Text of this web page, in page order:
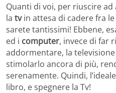
Quanti di voi, per riuscire
la tvin attesa di cadere fra
sarete tantissimi! Ebbene,
ed i computer, invece di far
addormentare, la
stimolarlo ancora di più,
serenamente. Quindi,
libro, e spegnere la Tv!